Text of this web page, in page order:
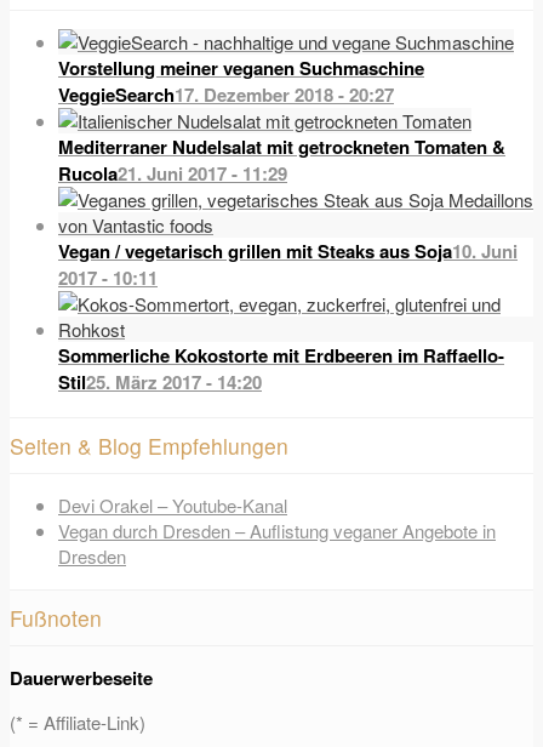
Vorstellung meiner veganen Suchmaschine
VeggieSearch17. Dezember 2018 - 20:27
Mediterraner Nudelsalat mit getrockneten Tomaten &
Rucola21. Juni 2017 - 11:29
Vegan / vegetarisch grillen mit Steaks aus Soja10. Juni
2017 - 10:11
Sommerliche Kokostorte mit Erdbeeren im Raffaello-
Stil25. März 2017 - 14:20
Seiten & Blog Empfehlungen
Devi Orakel – Youtube-Kanal
Vegan durch Dresden – Auflistung veganer Angebote in
Dresden
Fußnoten
Dauerwerbeseite
(* = Affiliate-Link)